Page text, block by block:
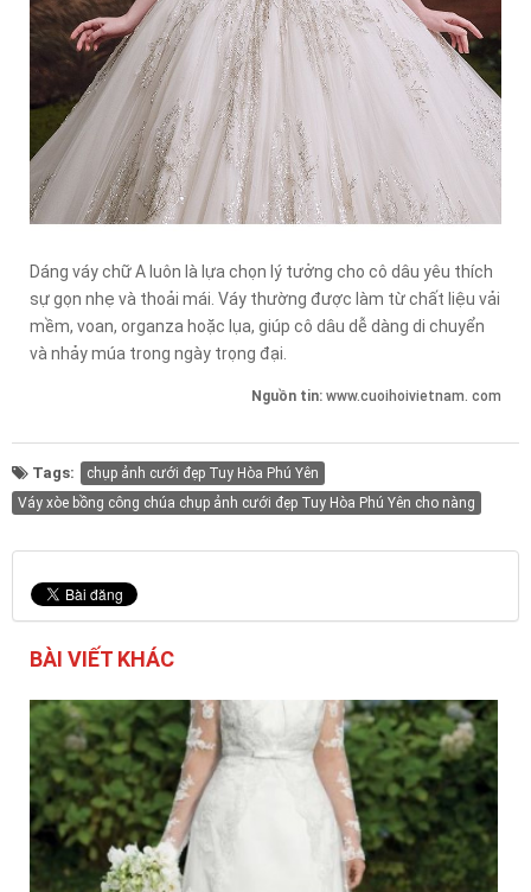
Dáng váy chữ A luôn là lựa chọn lý tưởng cho cô dâu yêu thích
sự gọn nhẹ và thoải mái. Váy thường được làm từ chất liệu vải
mềm, voan, organza hoặc lụa, giúp cô dâu dễ dàng di chuyển
và nhảy múa trong ngày trọng đại.
Nguồn tin: www.cuoihoivietnam. com
Tags:
chụp ảnh cưới đẹp Tuy Hòa Phú Yên
Váy xòe bồng công chúa chụp ảnh cưới đẹp Tuy Hòa Phú Yên cho nàng
BÀI VIẾT KHÁC